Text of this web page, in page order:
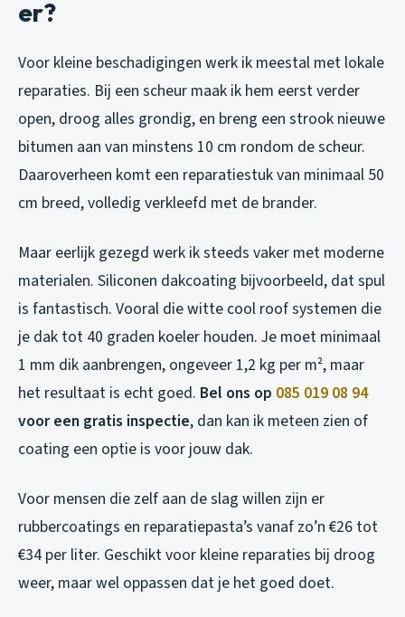
er?
Voor kleine beschadigingen werk ik meestal met lokale
reparaties. Bij een scheur maak ik hem eerst verder
open, droog alles grondig, en breng een strook nieuwe
bitumen aan van minstens 10 cm rondom de scheur.
Daaroverheen komt een reparatiestuk van minimaal 50
cm breed, volledig verkleefd met de brander.
Maar eerlijk gezegd werk ik steeds vaker met moderne
materialen. Siliconen dakcoating bijvoorbeeld, dat spul
is fantastisch. Vooral die witte cool roof systemen die
je dak tot 40 graden koeler houden. Je moet minimaal
1 mm dik aanbrengen, ongeveer 1,2 kg per m², maar
het resultaat is echt goed. Bel ons op 085 019 08 94
voor een gratis inspectie, dan kan ik meteen zien of
coating een optie is voor jouw dak.
Voor mensen die zelf aan de slag willen zijn er
rubbercoatings en reparatiepasta’s vanaf zo’n €26 tot
€34 per liter. Geschikt voor kleine reparaties bij droog
weer, maar wel oppassen dat je het goed doet.